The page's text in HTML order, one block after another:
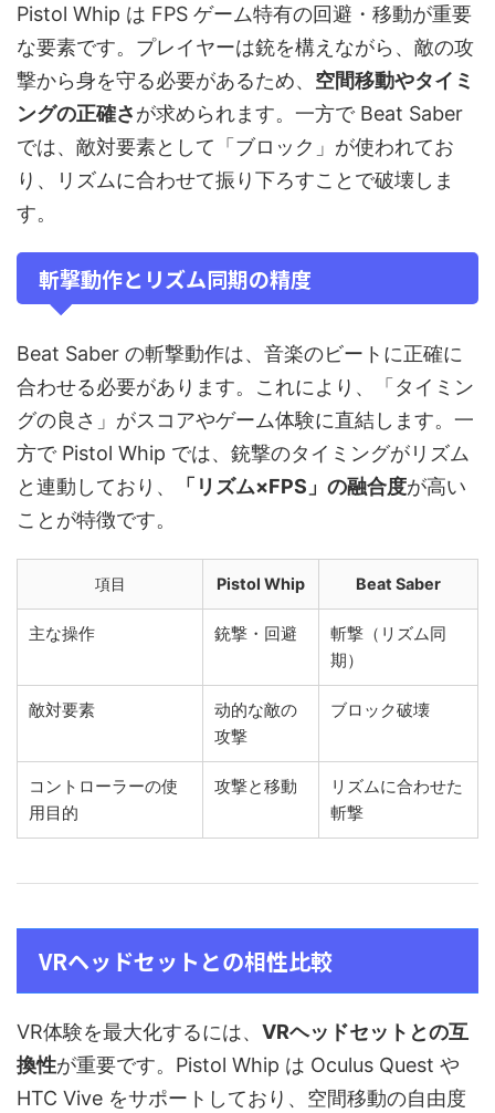
Pistol Whip は FPS ゲーム特有の回避・移動が重要
な要素です。プレイヤーは銃を構えながら、敵の攻
撃から身を守る必要があるため、 空間移動やタイミ
ングの正確さが求められます。一方で Beat Saber
では、敵対要素として「ブロック」が使われてお
り、リズムに合わせて振り下ろすことで破壊しま
す。
斬撃動作とリズム同期の精度
Beat Saber の斬撃動作は、音楽のビートに正確に
合わせる必要があります。これにより、「タイミン
グの良さ」がスコアやゲーム体験に直結します。一
方で Pistol Whip では、銃撃のタイミングがリズム
と連動しており、
「リズム×FPS」の融合度が高い
ことが特徴です。
項目 Pistol Whip Beat Saber
主な操作 銃撃・回避
斬撃（リズム同
期）
敵対要素
动的な敵の
攻撃
ブロック破壊
コントローラーの使
用目的
攻撃と移動
リズムに合わせた
斬撃
VRヘッドセットとの相性比較
VR体験を最大化するには、 VRヘッドセットとの互
換性が重要です。Pistol Whip は Oculus Quest や
HTC Vive をサポートしており、空間移動の自由度